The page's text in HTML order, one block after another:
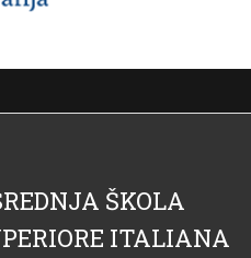
ŠKOLA
ITALIANA